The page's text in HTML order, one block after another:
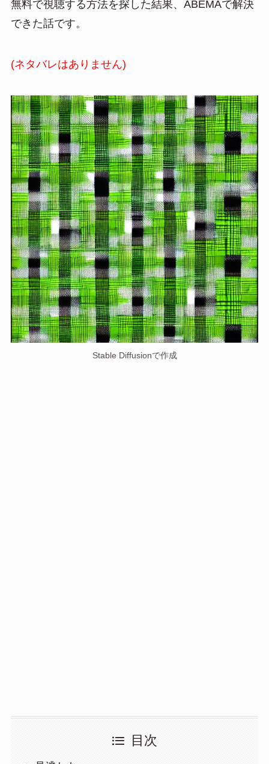
無料で視聴する方法を探した結果、ABEMAで解決
できた話です。
(ネタバレはありません)
Stable Diffusionで作成
目次